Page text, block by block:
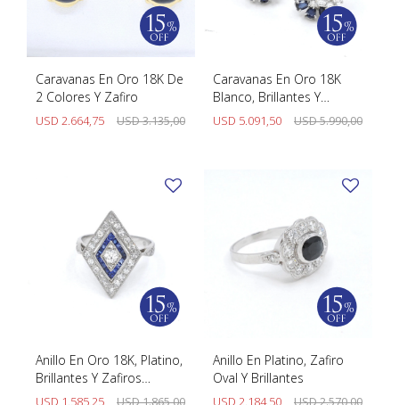
Caravanas En Oro 18K De
2 Colores Y Zafiro
USD 2.664,75 USD3.135,00
Caravanas En Oro 18K
Blanco, Brillantes Y
Zafiros
USD 5.091,50 USD5.990,00
Anillo En Oro 18K, Platino,
Brillantes Y Zafiros
Sinteticos
USD 1.585,25 USD1.865,00
Anillo En Platino, Zafiro
Oval Y Brillantes
USD 2.184,50 USD2.570,00